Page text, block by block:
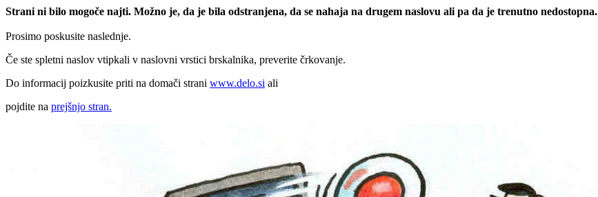
Strani ni bilo mogoče najti. Možno je, da je bila odstranjena, da se nahaja na drugem naslovu ali pa da je trenutno nedostopna.
Prosimo poskusite naslednje.
Če ste spletni naslov vtipkali v naslovni vrstici brskalnika, preverite črkovanje.
Do informacij poizkusite priti na domači strani www.delo.si ali
pojdite na prejšnjo stran.